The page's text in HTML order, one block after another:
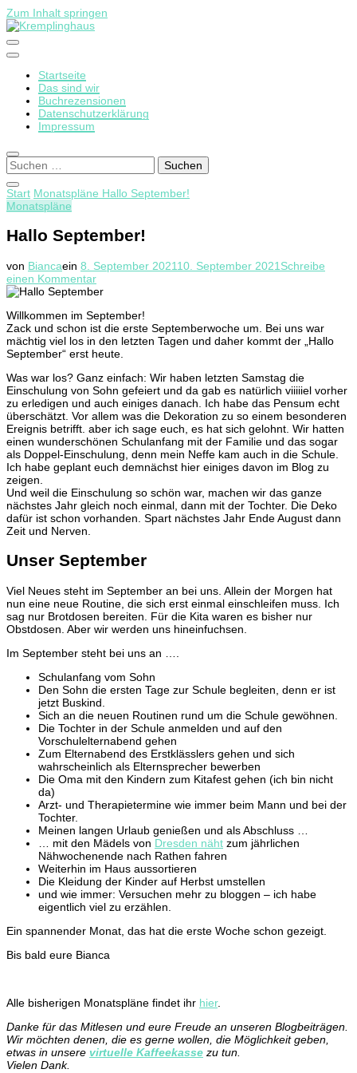
Zum Inhalt springen
Kremplinghaus
Startseite
Das sind wir
Buchrezensionen
Datenschutzerklärung
Impressum
Suchen
nach:
Start Monatspläne Hallo September!
Monatspläne
Hallo September!
von Biancaein 8. September 202110. September 2021 Schreibe
einen Kommentarzu
Hallo
Willkommen im September!
Zack und schon ist die erste Septemberwoche um. Bei uns war
mächtig viel los in den letzten Tagen und daher kommt der „Hallo
September“ erst heute.
Was war los? Ganz einfach: Wir haben letzten Samstag die
Einschulung von Sohn gefeiert und da gab es natürlich viiiiiel vorher
zu erledigen und auch einiges danach. Ich habe das Pensum echt
überschätzt. Vor allem was die Dekoration zu so einem besonderen
Ereignis betrifft. aber ich sage euch, es hat sich gelohnt. Wir hatten
einen wunderschönen Schulanfang mit der Familie und das sogar
als Doppel-Einschulung, denn mein Neffe kam auch in die Schule.
Ich habe geplant euch demnächst hier einiges davon im Blog zu
zeigen.
Und weil die Einschulung so schön war, machen wir das ganze
nächstes Jahr gleich noch einmal, dann mit der Tochter. Die Deko
dafür ist schon vorhanden. Spart nächstes Jahr Ende August dann
Zeit und Nerven.
Unser September
Viel Neues steht im September an bei uns. Allein der Morgen hat
nun eine neue Routine, die sich erst einmal einschleifen muss. Ich
sag nur Brotdosen bereiten. Für die Kita waren es bisher nur
Obstdosen. Aber wir werden uns hineinfuchsen.
Im September steht bei uns an ….
Schulanfang vom Sohn
Den Sohn die ersten Tage zur Schule begleiten, denn er ist
jetzt Buskind.
Sich an die neuen Routinen rund um die Schule gewöhnen.
Die Tochter in der Schule anmelden und auf den
Vorschulelternabend gehen
Zum Elternabend des Erstklässlers gehen und sich
wahrscheinlich als Elternsprecher bewerben
Die Oma mit den Kindern zum Kitafest gehen (ich bin nicht
da)
Arzt- und Therapietermine wie immer beim Mann und bei der
Tochter.
Meinen langen Urlaub genießen und als Abschluss …
… mit den Mädels von Dresden näht zum jährlichen
Nähwochenende nach Rathen fahren
Weiterhin im Haus aussortieren
Die Kleidung der Kinder auf Herbst umstellen
und wie immer: Versuchen mehr zu bloggen – ich habe
eigentlich viel zu erzählen.
Ein spannender Monat, das hat die erste Woche schon gezeigt.
Bis bald eure Bianca
Alle bisherigen Monatspläne findet ihr hier.
Danke für das Mitlesen und eure Freude an unseren Blogbeiträgen.
Wir möchten denen, die es gerne wollen, die Möglichkeit geben,
etwas in unsere virtuelle Kaffeekasse zu tun.
Vielen Dank.